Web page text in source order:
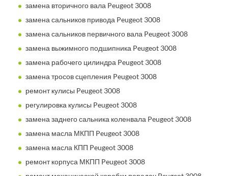
замена вторичного вала Peugeot 3008
замена сальников привода Peugeot 3008
замена сальников первичного вала Peugeot 3008
замена выжимного подшипника Peugeot 3008
замена рабочего цилиндра Peugeot 3008
замена тросов сцепления Peugeot 3008
ремонт кулисы Peugeot 3008
регулировка кулисы Peugeot 3008
замена заднего сальника коленвала Peugeot 3008
замена масла МКПП Peugeot 3008
замена масла КПП Peugeot 3008
ремонт корпуса МКПП Peugeot 3008